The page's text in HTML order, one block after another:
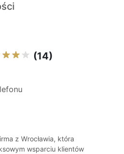
(14)
z Wrocławia, która
wsparciu klientów